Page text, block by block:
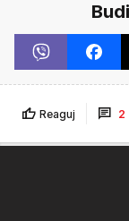
Reaguj 2